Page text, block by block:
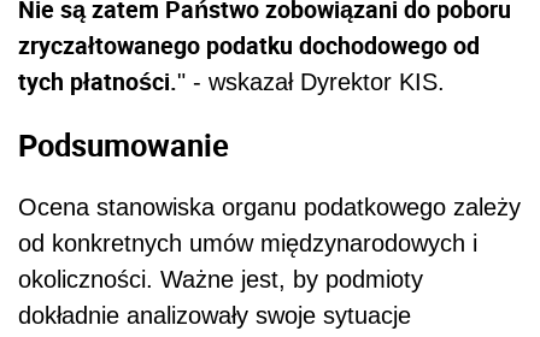
Nie są zatem Państwo zobowiązani do poboru
zryczałtowanego podatku dochodowego od
tych płatności." - wskazał Dyrektor KIS.
Podsumowanie
Ocena stanowiska organu podatkowego zależy
od konkretnych umów międzynarodowych i
okoliczności. Ważne jest, by podmioty
dokładnie analizowały swoje sytuacje